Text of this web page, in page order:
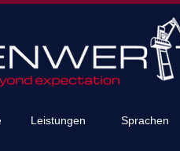
Leistungen Sprachen